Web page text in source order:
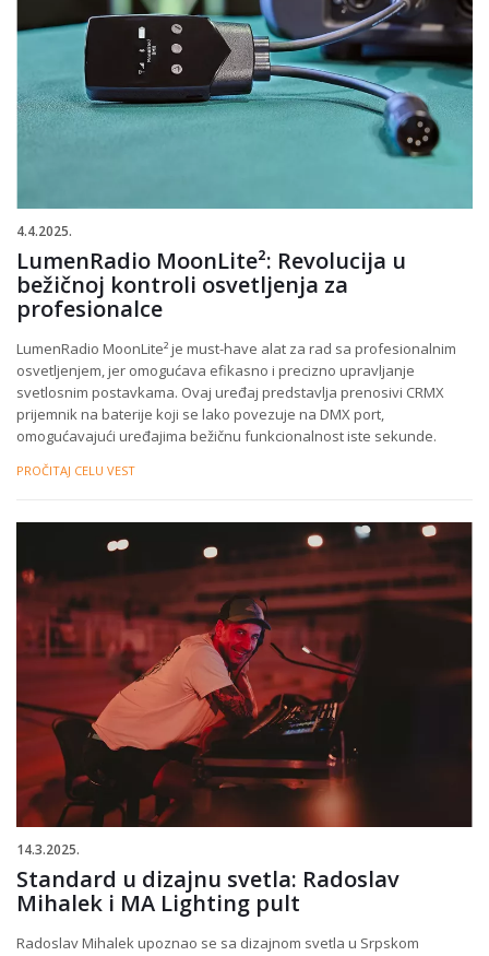
4.4.2025.
LumenRadio MoonLite²: Revolucija u
bežičnoj kontroli osvetljenja za
profesionalce
LumenRadio MoonLite² je must-have alat za rad sa profesionalnim
osvetljenjem, jer omogućava efikasno i precizno upravljanje
svetlosnim postavkama. Ovaj uređaj predstavlja prenosivi CRMX
prijemnik na baterije koji se lako povezuje na DMX port,
omogućavajući uređajima bežičnu funkcionalnost iste sekunde.
PROČITAJ CELU VEST
14.3.2025.
Standard u dizajnu svetla: Radoslav
Mihalek i MA Lighting pult
Radoslav Mihalek upoznao se sa dizajnom svetla u Srpskom